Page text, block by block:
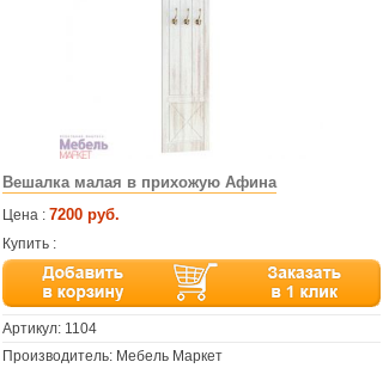
Вешалка малая в прихожую Афина
Цена : 7200 руб.
Купить :
Артикул: 1104
Производитель: Мебель Маркет